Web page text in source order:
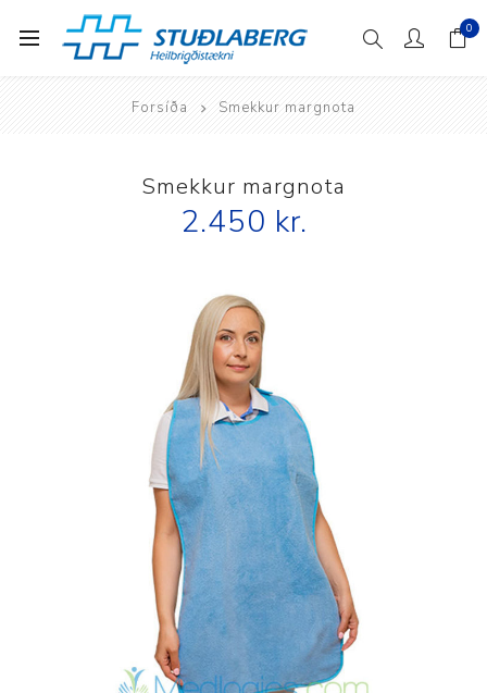
0
Forsíða Smekkur margnota
Smekkur margnota
2.450 kr.